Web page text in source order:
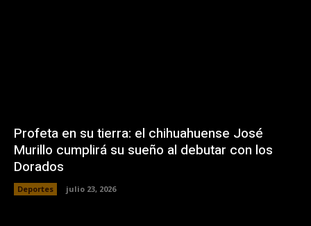
Profeta en su tierra: el chihuahuense José
Murillo cumplirá su sueño al debutar con los
Dorados
Deportes julio 23, 2026